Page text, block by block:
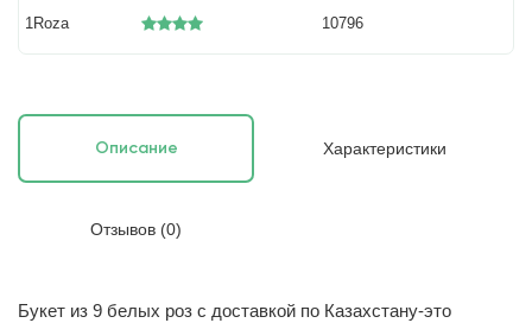
1Roza 10796
Описание Характеристики
Отзывов (0)
Букет из 9 белых роз с доставкой по Казахстану-это